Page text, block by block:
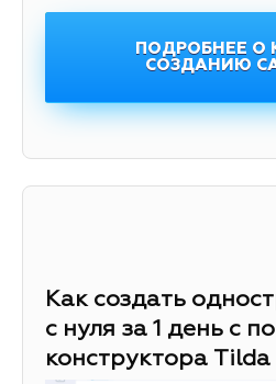
ПОДРОБНЕЕ О
СОЗДАНИЮ
Как создать
с нуля за 1 день с
конструктора